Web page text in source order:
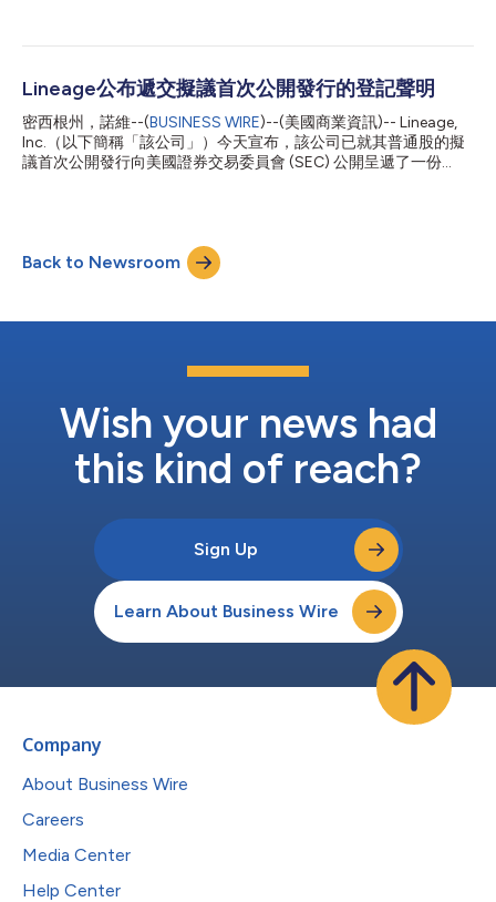
Goldman Sachs & Co. LLC、BofA Securities、J.P....
70.00美元至82.00美元之間。公司預期，視發行通知而定，其普
公司擬將從此次發行中獲得的淨收益用於償還其延遲提取定期貸款
項下的未償還借款，償還其循環信貸額度項下的未償還借款，就此
次發行向某些員工提供一次性現金補助，進行與股票贈予相關的預
估現金扣繳，以及贖回其A系列優先股。在滿足上述用途之後，公
司預期將把剩餘的淨收益用於一般公司用途，其中可能包括償還其
Lineage公布遞交擬議首次公開發行的登記聲明
密西根州，諾維--(BUSINESS WIRE)--(美國商業資訊)-- Lineage,
Inc.（以下簡稱「該公司」）今天宣布，該公司已就其普通股的擬
議首次公開發行向美國證券交易委員會 (SEC) 公開呈遞了一份
行受市場狀況影響，且無法保證是否會或何時會完成本次發行，也
無法保證本次發行的實際規模或條款。 摩根士丹利 (Morgan
Stanley)、高盛有限責任公司 (Goldman Sachs & Co. LLC)、美銀
Fargo Securities) 將擔任本次擬議發行的聯合主帳簿經辦人。RBC
Capital (USA) Inc.、UBS Se...
Back to Newsroom
Wish your news had
this kind of reach?
Sign Up
Learn About Business Wire
Company
About Business Wire
Careers
Media Center
Help Center